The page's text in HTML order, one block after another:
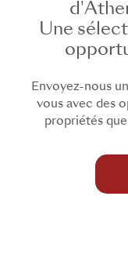
Une
Envoyez-nous
vous avec des
propriétés